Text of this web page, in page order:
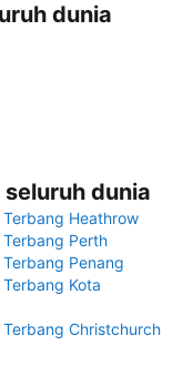
dunia
dunia
Heathrow
Perth
Penang
Kota
Christchurch